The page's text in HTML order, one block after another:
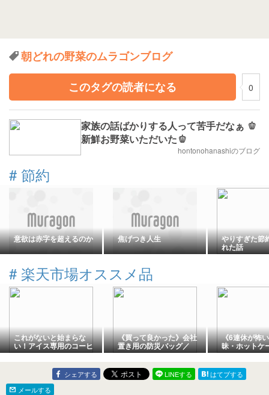
朝どれの野菜のムラゴンブログ
このタグの読者になる
0
家族の話ばかりする人って苦手だなぁ 🫑
新鮮お野菜いただいた🫑
hontonohanashiのブログ
# 節約
意欲は赤字を超えるのか 焦げつき人生 やりすぎた節
れた話
# 楽天市場オススメ品
これがないと始まらな
い！アイス専用のコーヒ
ーメーカーで楽しむティ
ータイム♪
《買って良かった》会社
置き用の防災バッグ／
続々到着の楽天マラソン
購入品
《6連休が怖
昧・ホットケ
食欲旺盛の私
と！
シェアする LINEする
はてブする
メールする